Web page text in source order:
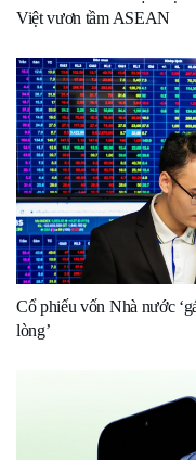
Việt vươn tầm ASEAN
Cổ phiếu vốn Nhà nước
lòng’